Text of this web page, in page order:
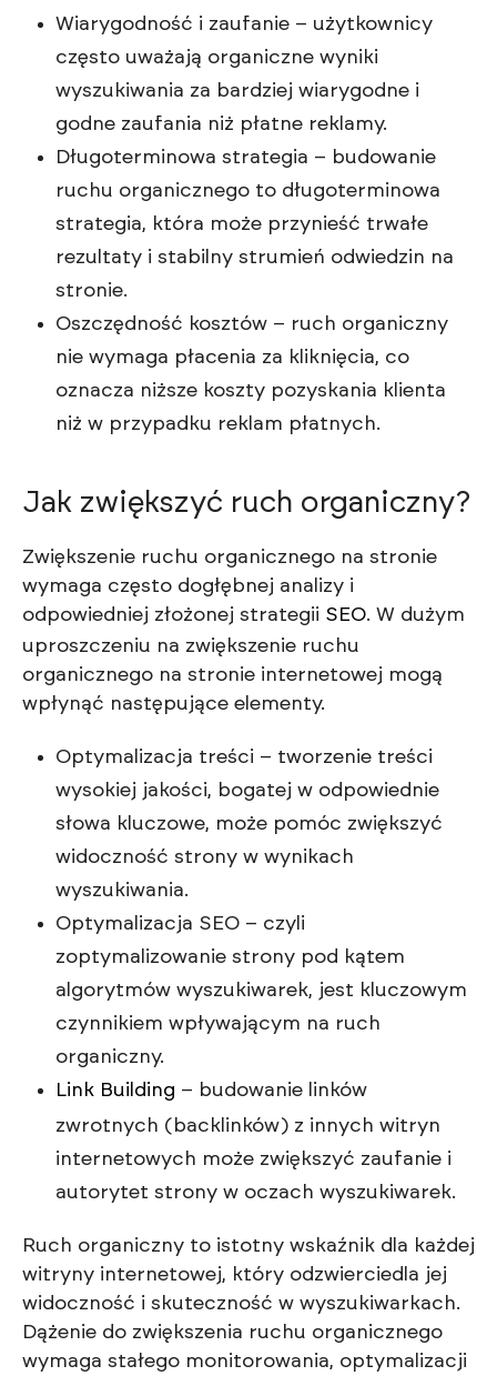
Wiarygodność i zaufanie – użytkownicy
często uważają organiczne wyniki
wyszukiwania za bardziej wiarygodne i
godne zaufania niż płatne reklamy.
Długoterminowa strategia – budowanie
ruchu organicznego to długoterminowa
strategia, która może przynieść trwałe
rezultaty i stabilny strumień odwiedzin na
stronie.
Oszczędność kosztów – ruch organiczny
nie wymaga płacenia za kliknięcia, co
oznacza niższe koszty pozyskania klienta
niż w przypadku reklam płatnych.
Jak zwiększyć ruch organiczny?
Zwiększenie ruchu organicznego na stronie
wymaga często dogłębnej analizy i
odpowiedniej złożonej strategii SEO. W dużym
uproszczeniu na zwiększenie ruchu
organicznego na stronie internetowej mogą
wpłynąć następujące elementy.
Optymalizacja treści – tworzenie treści
wysokiej jakości, bogatej w odpowiednie
słowa kluczowe, może pomóc zwiększyć
widoczność strony w wynikach
wyszukiwania.
Optymalizacja SEO – czyli
zoptymalizowanie strony pod kątem
algorytmów wyszukiwarek, jest kluczowym
czynnikiem wpływającym na ruch
organiczny.
Link Building – budowanie linków
zwrotnych (backlinków) z innych witryn
internetowych może zwiększyć zaufanie i
autorytet strony w oczach wyszukiwarek.
Ruch organiczny to istotny wskaźnik dla każdej
witryny internetowej, który odzwierciedla jej
widoczność i skuteczność w wyszukiwarkach.
Dążenie do zwiększenia ruchu organicznego
wymaga stałego monitorowania, optymalizacji